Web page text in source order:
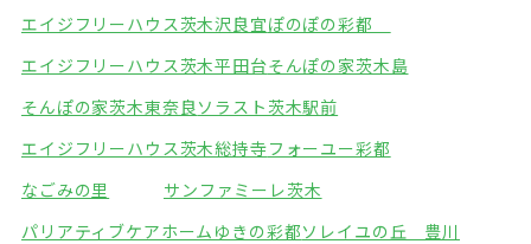
エイジフリーハウス茨木沢良宜ぽのぽの彩都
エイジフリーハウス茨木平田台そんぽの家茨木島
そんぽの家茨木東奈良ソラスト茨木駅前
エイジフリーハウス茨木総持寺フォーユー彩都
なごみの里
サンファミーレ茨木
パリアティブケアホームゆきの彩都ソレイユの丘 豊川